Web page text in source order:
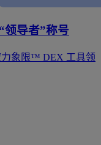
领导者”称号
力象限™ DEX 工具领